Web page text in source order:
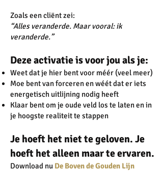
Zoals een cliënt zei:
“Alles veranderde. Maar vooral: ik
veranderde.”
Deze activatie is voor jou als je:
Weet dat je hier bent voor méér (veel meer)
Moe bent van forceren en wéét dat er iets
energetisch uitlijning nodig heeft
Klaar bent om je oude veld los te laten en in
je hoogste realiteit te stappen
Je hoeft het niet te geloven. Je
hoeft het alleen maar te ervaren.
Download nu De Boven de Gouden Lijn